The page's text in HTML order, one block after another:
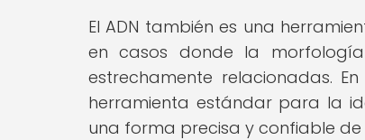
El ADN también es una
en casos donde la
estrechamente relacionadas.
herramienta estándar para la
una forma precisa y confiable